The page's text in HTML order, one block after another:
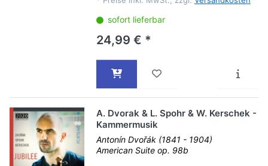
sofort lieferbar
24,99 € *
A. Dvorak & L. Spohr & W. Kerschek -
Kammermusik
Antonín Dvořák (1841 - 1904)
American Suite op. 98b